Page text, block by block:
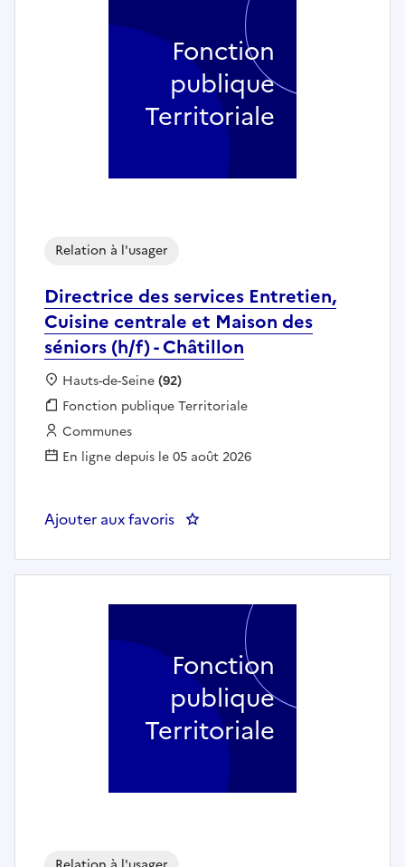
Directrice des services Entretien,
Cuisine centrale et Maison des
séniors (h/f) - Châtillon
Relation à l'usager
Localisation :
Hauts-de-Seine(92)
Fonction publique :
Fonction publique Territoriale
Employeur :
Communes
En ligne depuis le 05 août 2026
Ajouter aux favoris : Directrice des services
Fonction
publique
Territoriale
Fonction
publique
Territoriale